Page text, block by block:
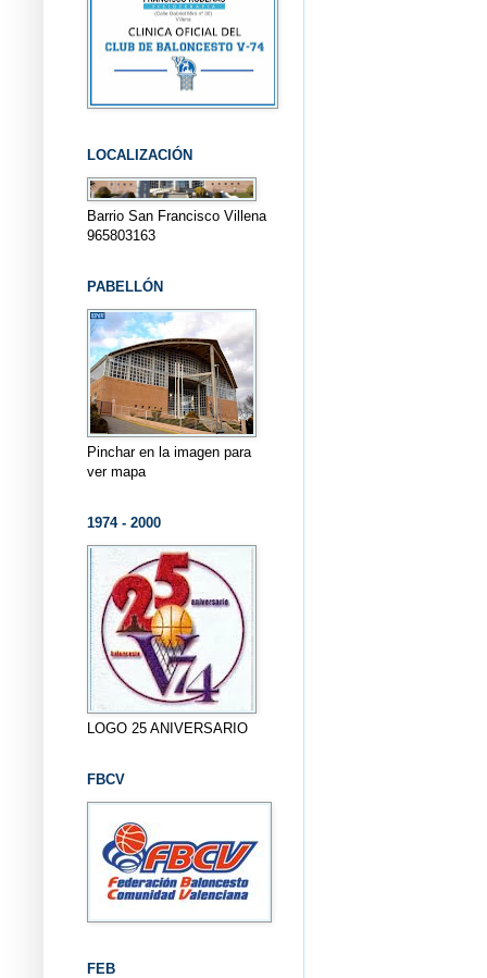
LOCALIZACIÓN
Barrio San Francisco Villena
965803163
PABELLÓN
Pinchar en la imagen para
ver mapa
1974 - 2000
LOGO 25 ANIVERSARIO
FBCV
FEB